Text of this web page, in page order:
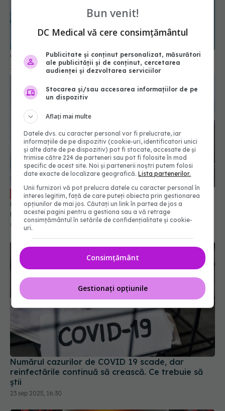
Ce trebuie să știi dacă ai avut COVID
13 dec 2025, 15:27
EXCLUSIV Paxlovid: când apare în România, cine
îl poate lua. Cum acționează nirmatrelvir și
ritonavir, substanțele din Paxlovid. Rafila: S-a
semnat contractul. Va fi disponibil la
09 oct 2023, 13:08
Numărul cazurilor de COVID 19 scade, dar
reinfectările continuă să crească. Ce trebuie să
știi
23 sep 2025, 16:30
Bun venit!
DC Medical vă cere consimțământul
Publicitate și conținut personalizat, măsurători
ale publicității și de conținut, cercetarea
audienței și dezvoltarea serviciilor
Stocarea și/sau accesarea informațiilor de pe
un dispozitiv
Aflați mai multe
Datele dvs. cu caracter personal vor fi prelucrate, iar
informațiile de pe dispozitiv (cookie-uri, identificatori unici
și alte date de pe dispozitiv) pot fi stocate, accesate de și
trimise către 224 de parteneri sau pot fi folosite în mod
specific de acest site. Noi și partenerii noștri putem folosi
date exacte de localizare geografică.Lista partenerilor.
Unii furnizori vă pot prelucra datele cu caracter personal în
interes legitim, față de care puteți obiecta prin gestionarea
opțiunilor de mai jos. Căutați un link în partea de jos a
acestei pagini pentru a gestiona sau a vă retrage
consimțământul în setările de confidențialitate și cookie-
uri.
Consimțământ
Gestionați opțiunile